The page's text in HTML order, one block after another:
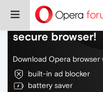
Do more on the
secure browser!
Download Opera browser
built-in ad blocker
battery saver